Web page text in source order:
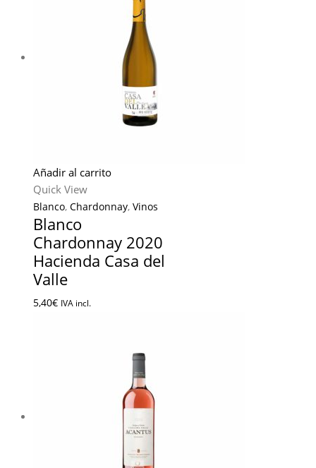
Añadir al carrito
Quick View
Blanco, Chardonnay, Vinos
Blanco
Chardonnay 2020
Hacienda Casa del
Valle
5,40€ IVA incl.